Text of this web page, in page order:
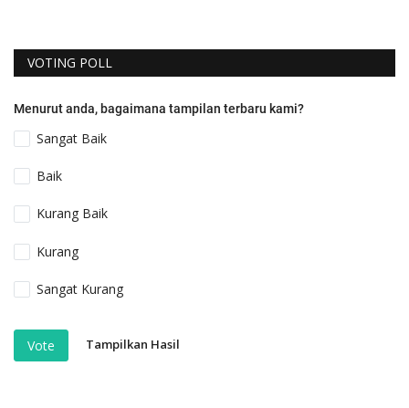
VOTING POLL
Menurut anda, bagaimana tampilan terbaru kami?
Sangat Baik
Baik
Kurang Baik
Kurang
Sangat Kurang
Vote Tampilkan Hasil